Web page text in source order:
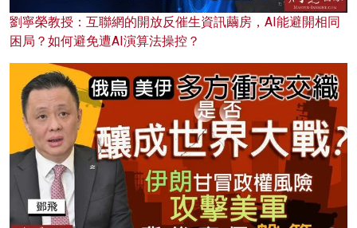
劉寧榮教授：互聯網的開放反催生資訊繭房，AI能避開相同
困局？如何避免遭AI演算法操控？